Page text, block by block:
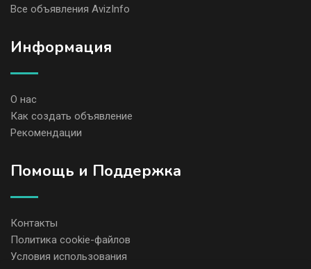
Все объявления AvizInfo
Информация
О нас
Как создать объявление
Рекомендации
Помощь и Поддержка
Контакты
Политика cookie-файлов
Условия использования